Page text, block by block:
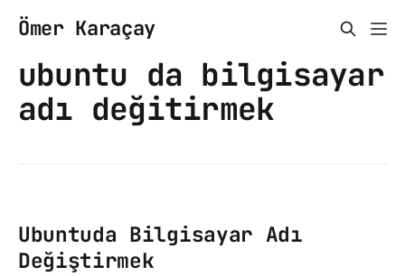
Ömer Karaçay
ubuntu da bilgisayar
adı değitirmek
Ubuntuda Bilgisayar Adı
Değiştirmek